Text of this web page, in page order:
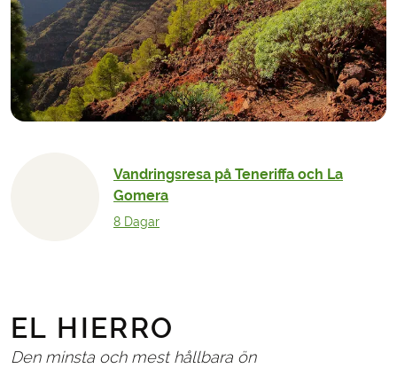
Vandringsresa på Teneriffa och La
Gomera
8 Dagar
EL HIERRO
Den minsta och mest hållbara ön